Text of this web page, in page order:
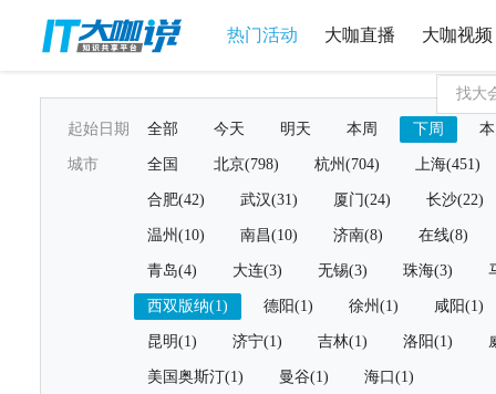
热门活动 大咖直播 大咖视频
起始日期 全部 今天 明天 本周 下周
城市 全国 北京(798) 杭州(704) 上海(451)
合肥(42) 武汉(31) 厦门(24) 长沙(22)
温州(10) 南昌(10) 济南(8) 在线(8)
青岛(4) 大连(3) 无锡(3) 珠海(3)
西双版纳(1) 德阳(1) 徐州(1) 咸阳(1)
昆明(1) 济宁(1) 吉林(1) 洛阳(1)
美国奥斯汀(1) 曼谷(1) 海口(1)